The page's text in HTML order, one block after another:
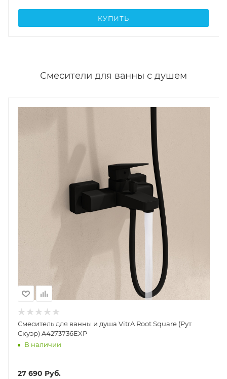
КУПИТЬ
Смесители для ванны с душем
Смеситель для ванны и душа VitrA Root Square (Рут
Скуэр) A4273736EXP
В наличии
27 690 Руб.